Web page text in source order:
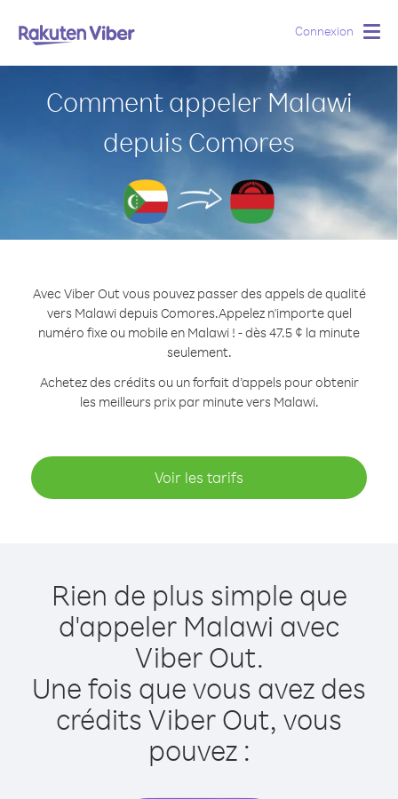
Connexion
Comment appeler Malawi
depuis Comores
Avec Viber Out vous pouvez passer des appels de qualité
vers Malawi depuis Comores.Appelez n'importe quel
numéro fixe ou mobile en Malawi ! - dès 47.5 ¢ la minute
seulement.
Achetez des crédits ou un forfait d’appels pour obtenir
les meilleurs prix par minute vers Malawi.
Voir les tarifs
Rien de plus simple que
d'appeler Malawi avec
Viber Out.
Une fois que vous avez des
crédits Viber Out, vous
pouvez :